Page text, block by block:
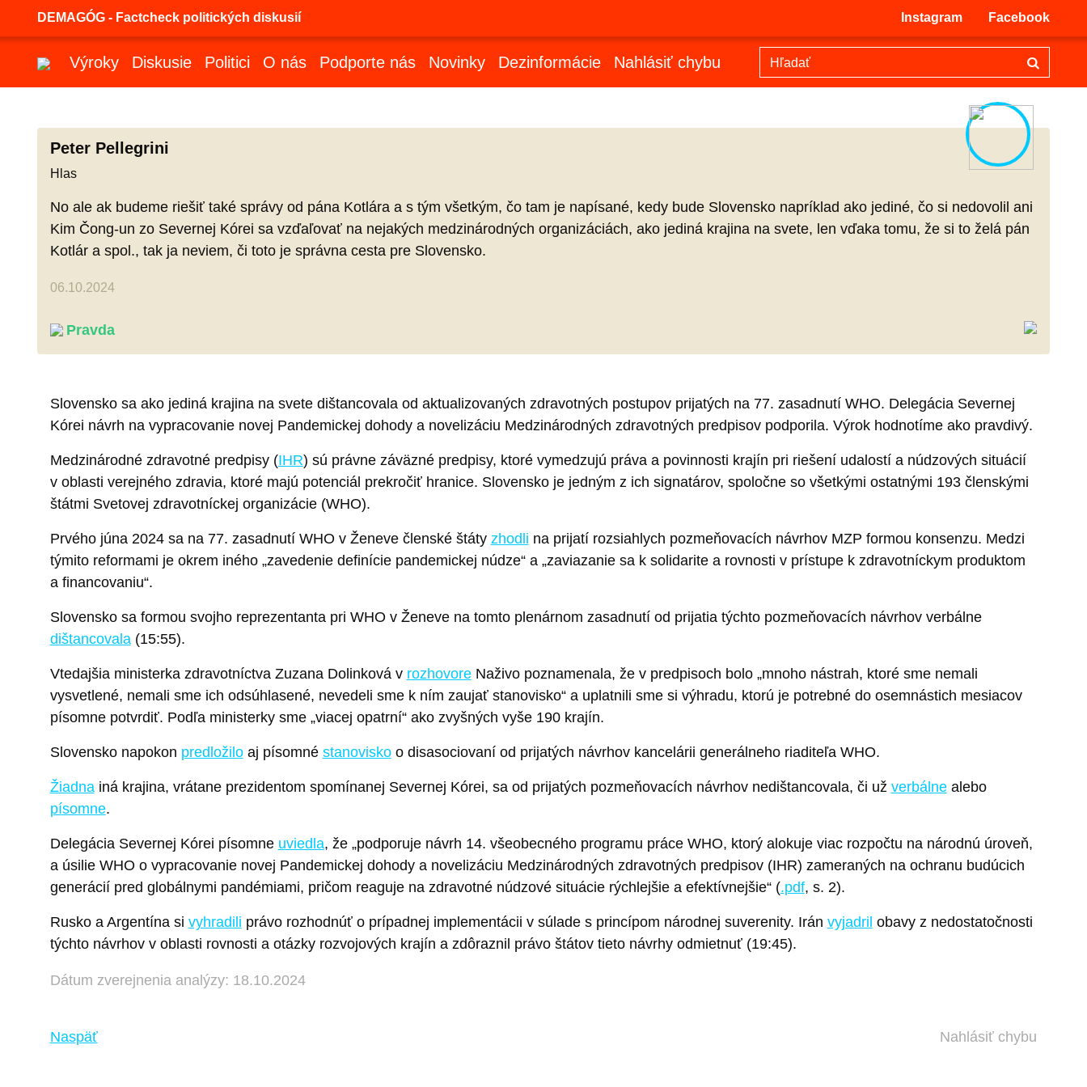
DEMAGÓG - Factcheck politických diskusií Instagram Facebook
Výroky Diskusie Politici O nás Podporte nás Novinky Dezinformácie Nahlásiť chybu
Peter Pellegrini
Hlas
No ale ak budeme riešiť také správy od pána Kotlára a s tým všetkým, čo tam je napísané, kedy bude Slovensko napríklad ako jediné, čo si nedovolil ani
Kim Čong-un zo Severnej Kórei sa vzďaľovať na nejakých medzinárodných organizáciách, ako jediná krajina na svete, len vďaka tomu, že si to želá pán
Kotlár a spol., tak ja neviem, či toto je správna cesta pre Slovensko.
06.10.2024
Pravda
Slovensko sa ako jediná krajina na svete dištancovala od aktualizovaných zdravotných postupov prijatých na 77. zasadnutí WHO. Delegácia Severnej
Kórei návrh na vypracovanie novej Pandemickej dohody a novelizáciu Medzinárodných zdravotných predpisov podporila. Výrok hodnotíme ako pravdivý.
Medzinárodné zdravotné predpisy (IHR) sú právne záväzné predpisy, ktoré vymedzujú práva a povinnosti krajín pri riešení udalostí a núdzových situácií
v oblasti verejného zdravia, ktoré majú potenciál prekročiť hranice. Slovensko je jedným z ich signatárov, spoločne so všetkými ostatnými 193 členskými
štátmi Svetovej zdravotníckej organizácie (WHO).
Prvého júna 2024 sa na 77. zasadnutí WHO v Ženeve členské štáty zhodli na prijatí rozsiahlych pozmeňovacích návrhov MZP formou konsenzu. Medzi
týmito reformami je okrem iného „zavedenie definície pandemickej núdze“ a „zaviazanie sa k solidarite a rovnosti v prístupe k zdravotníckym produktom
a financovaniu“.
Slovensko sa formou svojho reprezentanta pri WHO v Ženeve na tomto plenárnom zasadnutí od prijatia týchto pozmeňovacích návrhov verbálne
dištancovala(15:55).
Vtedajšia ministerka zdravotníctva Zuzana Dolinková v rozhovoreNaživo poznamenala, že v predpisoch bolo „mnoho nástrah, ktoré sme nemali
vysvetlené, nemali sme ich odsúhlasené, nevedeli sme k ním zaujať stanovisko“ a uplatnili sme si výhradu, ktorú je potrebné do osemnástich mesiacov
písomne potvrdiť. Podľa ministerky sme „viacej opatrní“ ako zvyšných vyše 190 krajín.
Slovensko napokon predložiloaj písomné stanoviskoo disasociovaní od prijatých návrhov kancelárii generálneho riaditeľa WHO.
Žiadnainá krajina, vrátane prezidentom spomínanej Severnej Kórei, sa od prijatých pozmeňovacích návrhov nedištancovala, či už verbálnealebo
písomne.
Delegácia Severnej Kórei písomne uviedla, že „podporuje návrh 14. všeobecného programu práce WHO, ktorý alokuje viac rozpočtu na národnú úroveň,
a úsilie WHO o vypracovanie novej Pandemickej dohody a novelizáciu Medzinárodných zdravotných predpisov (IHR) zameraných na ochranu budúcich
generácií pred globálnymi pandémiami, pričom reaguje na zdravotné núdzové situácie rýchlejšie a efektívnejšie“ (.pdf, s. 2).
Rusko a Argentína si vyhradili právo rozhodnúť o prípadnej implementácii v súlade s princípom národnej suverenity. Irán vyjadril obavy z nedostatočnosti
týchto návrhov v oblasti rovnosti a otázky rozvojových krajín a zdôraznil právo štátov tieto návrhy odmietnuť (19:45).
Dátum zverejnenia analýzy: 18.10.2024
Naspäť Nahlásiť chybu